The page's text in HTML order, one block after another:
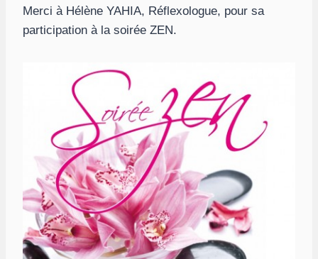
Merci à Hélène YAHIA, Réflexologue, pour sa
participation à la soirée ZEN.